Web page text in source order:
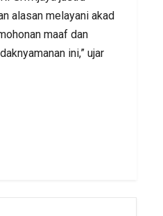
alasan melayani akad
maaf dan
ini,” ujar